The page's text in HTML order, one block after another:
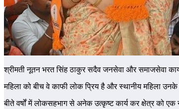
श्रीमती नूतन भरत सिंह ठाकुर सदैव जनसेवा और समाजसेवा
महिला को बीच वे काफी लोक प्रिय है और स्थानीय महिला
बीते वर्षों में लोकसहभाग से अनेक उत्कृष्ट कार्य कर क्षेत्र को